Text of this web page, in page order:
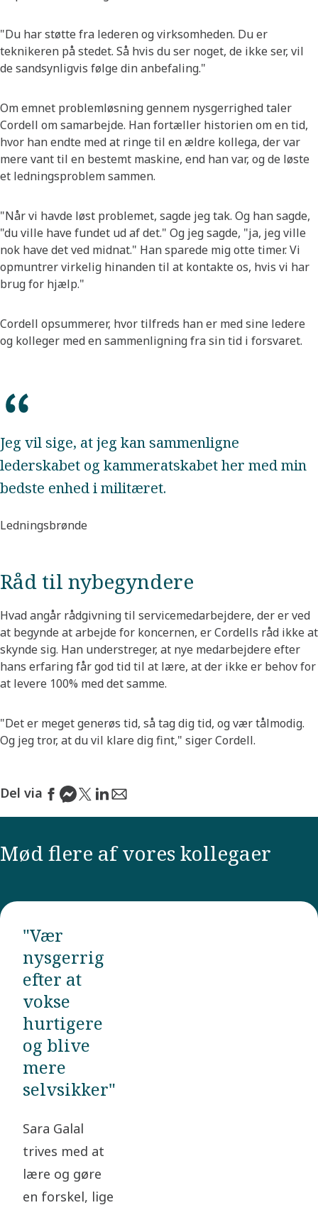
"Du har støtte fra lederen og virksomheden. Du er
teknikeren på stedet. Så hvis du ser noget, de ikke ser, vil
de sandsynligvis følge din anbefaling."
Om emnet problemløsning gennem nysgerrighed taler
Cordell om samarbejde. Han fortæller historien om en tid,
hvor han endte med at ringe til en ældre kollega, der var
mere vant til en bestemt maskine, end han var, og de løste
et ledningsproblem sammen.
"Når vi havde løst problemet, sagde jeg tak. Og han sagde,
"du ville have fundet ud af det." Og jeg sagde, "ja, jeg ville
nok have det ved midnat." Han sparede mig otte timer. Vi
opmuntrer virkelig hinanden til at kontakte os, hvis vi har
brug for hjælp."
Cordell opsummerer, hvor tilfreds han er med sine ledere
og kolleger med en sammenligning fra sin tid i forsvaret.
Jeg vil sige, at jeg kan sammenligne
lederskabet og kammeratskabet her med min
bedste enhed i militæret.
Ledningsbrønde
Råd til nybegyndere
Hvad angår rådgivning til servicemedarbejdere, der er ved
at begynde at arbejde for koncernen, er Cordells råd ikke at
skynde sig. Han understreger, at nye medarbejdere efter
hans erfaring får god tid til at lære, at der ikke er behov for
at levere 100% med det samme.
"Det er meget generøs tid, så tag dig tid, og vær tålmodig.
Og jeg tror, at du vil klare dig fint," siger Cordell.
Del via
Mød flere af vores kollegaer
"Vær
nysgerrig
efter at
vokse
hurtigere
og blive
mere
selvsikker"
Sara Galal
trives med at
lære og gøre
en forskel, lige